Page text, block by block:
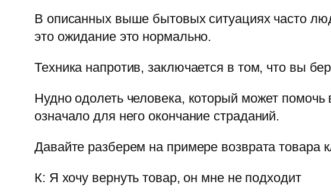
В описанных выше бытовых ситуациях часто
это ожидание это нормально.
Техника напротив, заключается в том, что вы
Нудно одолеть человека, который может
означало для него окончание страданий.
Давайте разберем на примере возврата товара
К: Я хочу вернуть товар, он мне не подходит